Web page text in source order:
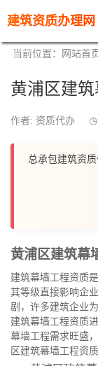
建筑资质办理网
当前位置： 网站首
黄浦区建
作者: 资质代办
总承包建筑资
黄浦区建筑幕
建筑幕墙工程资质
其等级直接影响企
剧，许多建筑企业
建筑幕墙工程资质
幕墙工程需求旺盛
区建筑幕墙工程资